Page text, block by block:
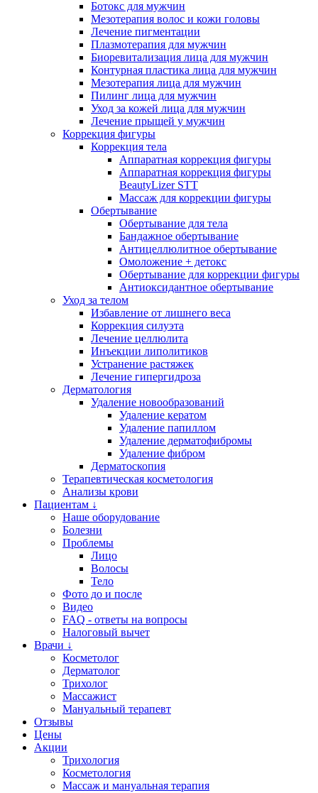
Ботокс для мужчин
Мезотерапия волос и кожи головы
Лечение пигментации
Плазмотерапия для мужчин
Биоревитализация лица для мужчин
Контурная пластика лица для мужчин
Мезотерапия лица для мужчин
Пилинг лица для мужчин
Уход за кожей лица для мужчин
Лечение прыщей у мужчин
Коррекция фигуры
Коррекция тела
Аппаратная коррекция фигуры
Аппаратная коррекция фигуры
BeautyLizer STT
Массаж для коррекции фигуры
Обертывание
Обертывание для тела
Бандажное обертывание
Антицеллюлитное обертывание
Омоложение + детокс
Обертывание для коррекции фигуры
Антиоксидантное обертывание
Уход за телом
Избавление от лишнего веса
Коррекция силуэта
Лечение целлюлита
Инъекции липолитиков
Устранение растяжек
Лечение гипергидроза
Дерматология
Удаление новообразований
Удаление кератом
Удаление папиллом
Удаление дерматофибромы
Удаление фибром
Дерматоскопия
Терапевтическая косметология
Анализы крови
Пациентам ↓
Наше оборудование
Болезни
Проблемы
Лицо
Волосы
Тело
Фото до и после
Видео
FAQ - ответы на вопросы
Налоговый вычет
Врачи ↓
Косметолог
Дерматолог
Трихолог
Массажист
Мануальный терапевт
Отзывы
Цены
Акции
Трихология
Косметология
Массаж и мануальная терапия